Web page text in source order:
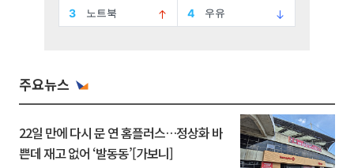
주요뉴스
22일 만에 다시 문 연 홈플러스…정상화 바
쁜데 재고 없어 ‘발동동’[가보니]